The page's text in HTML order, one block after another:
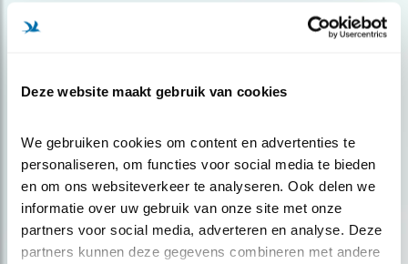
Deze website maakt gebruik van cookies
We gebruiken cookies om content en advertenties te
personaliseren, om functies voor social media te bieden
en om ons websiteverkeer te analyseren. Ook delen we
informatie over uw gebruik van onze site met onze
partners voor social media, adverteren en analyse. Deze
partners kunnen deze gegevens combineren met andere
Meld je aan en ontvang nieuws, inspiratie, acties en tips
over vogels en activiteiten van Vogelbescherming.